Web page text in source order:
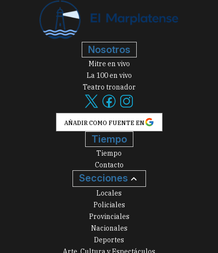
Nosotros
Mitre en vivo
La 100 en vivo
Teatro tronador
AÑADIR COMO FUENTE EN
Tiempo
Tiempo
Contacto
Secciones
Locales
Policiales
Provinciales
Nacionales
Deportes